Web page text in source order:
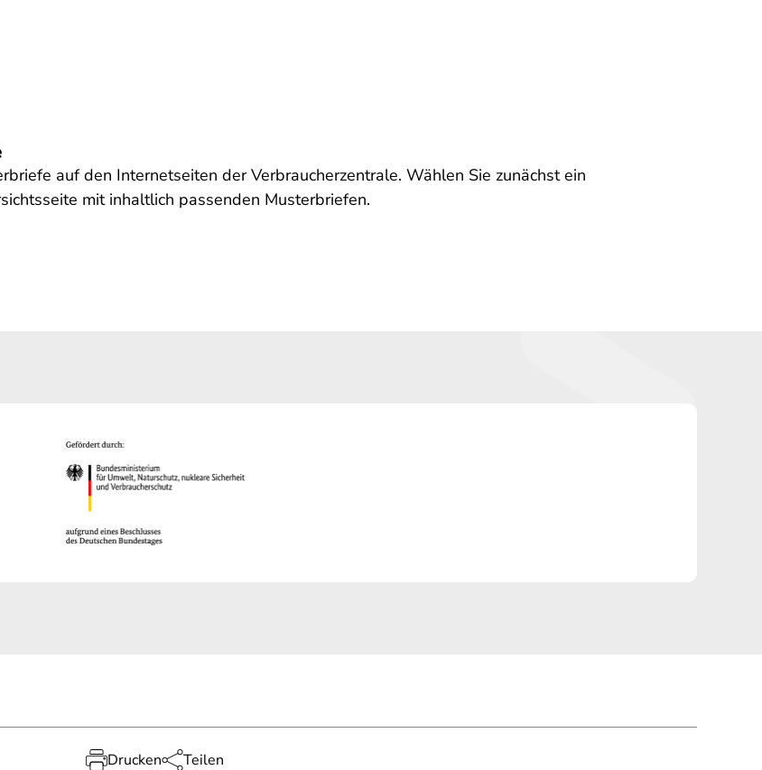
auf den Internetseiten der Verbraucherzentrale. Wählen Sie zunächst ein
mit inhaltlich passenden Musterbriefen.
Drucken Teilen